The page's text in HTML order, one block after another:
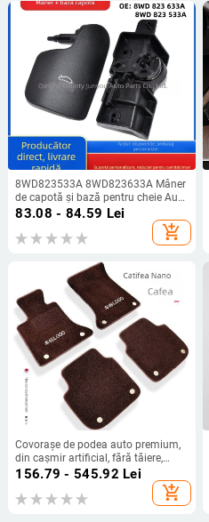
8WD823533A 8WD823633A Mâner
de capotă și bază pentru cheie Audi
A4L Magotan B9
83.08 - 84.59 Lei
add_shopping_cart
Covorașe de podea auto premium,
din cașmir artificial, fără tăiere,
rezistente la uzură, confortabile,
156.79 - 545.92 Lei
add_shopping_cart